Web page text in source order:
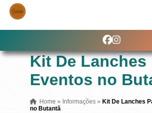
Kit De Lanches
Eventos no
Home » Informações » Kit De Lanches
no Butantã